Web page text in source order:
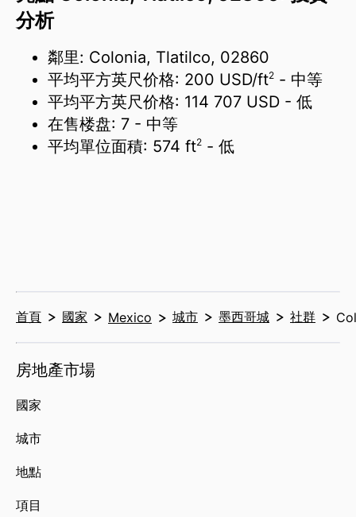
分析
鄰里: Colonia, Tlatilco, 02860
平均平方英尺价格: 200 USD/ft2 - 中等
平均平方英尺价格: 114 707 USD - 低
在售楼盘: 7 - 中等
平均單位面積: 574 ft2 - 低
首頁 國家 Mexico 城市 墨西哥城 社群
房地產市場
國家
城市
地點
項目